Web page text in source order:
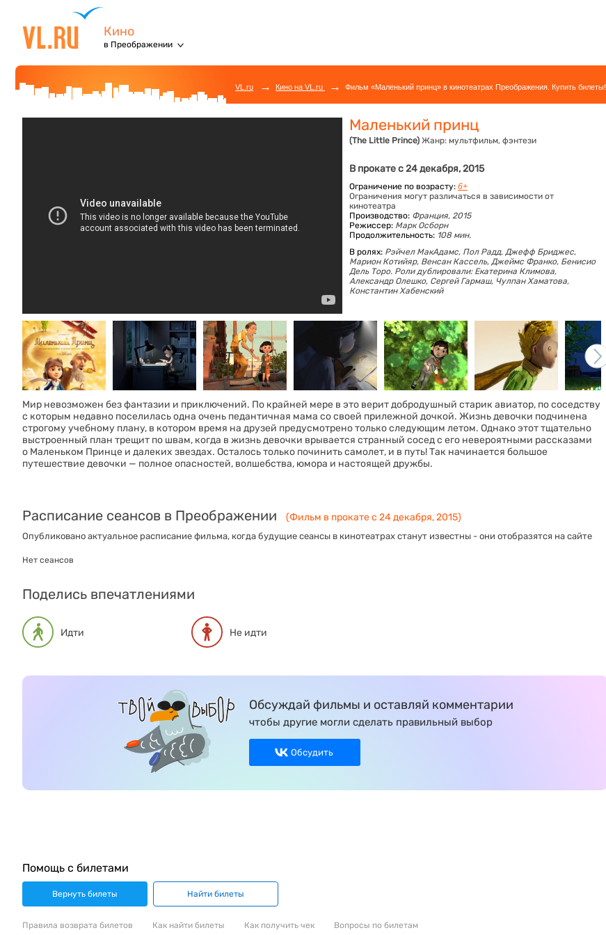
Кино
в Преображении
VL.ru → Кино на VL.ru → Фильм «Маленький принц» в кинотеатрах Преображения. Купить билеты!
Маленький принц
(The Little Prince) Жанр: мультфильм, фэнтези
В прокате с 24 декабря, 2015
Ограничение по возрасту: 6+
Ограничения могут различаться в зависимости от
кинотеатра
Производство: Франция, 2015
Режиссер: Марк Осборн
Продолжительность: 108 мин.
В ролях: Рэйчел МакАдамс, Пол Радд, Джефф Бриджес,
Марион Котийяр, Венсан Кассель, Джеймс Франко, Бенисио
Дель Торо. Роли дублировали: Екатерина Климова,
Александр Олешко, Сергей Гармаш, Чулпан Хаматова,
Константин Хабенский
Мир невозможен без фантазии и приключений. По крайней мере в это верит добродушный старик авиатор, по соседству
с которым недавно поселилась одна очень педантичная мама со своей прилежной дочкой. Жизнь девочки подчинена
строгому учебному плану, в котором время на друзей предусмотрено только следующим летом. Однако этот тщательно
выстроенный план трещит по швам, когда в жизнь девочки врывается странный сосед с его невероятными рассказами
о Маленьком Принце и далеких звездах. Осталось только починить самолет, и в путь! Так начинается большое
путешествие девочки — полное опасностей, волшебства, юмора и настоящей дружбы.
Расписание сеансов в Преображении (Фильм в прокате с 24 декабря, 2015)
Опубликовано актуальное расписание фильма, когда будущие сеансы в кинотеатрах станут известны - они отобразятся на сайте
Нет сеансов
Поделись впечатлениями
Идти Не идти
Обсуждай фильмы и оставляй комментарии
чтобы другие могли сделать правильный выбор
Обсудить
Помощь с билетами
Вернуть билеты Найти билеты
Правила возврата билетов Как найти билеты Как получить чек Вопросы по билетам